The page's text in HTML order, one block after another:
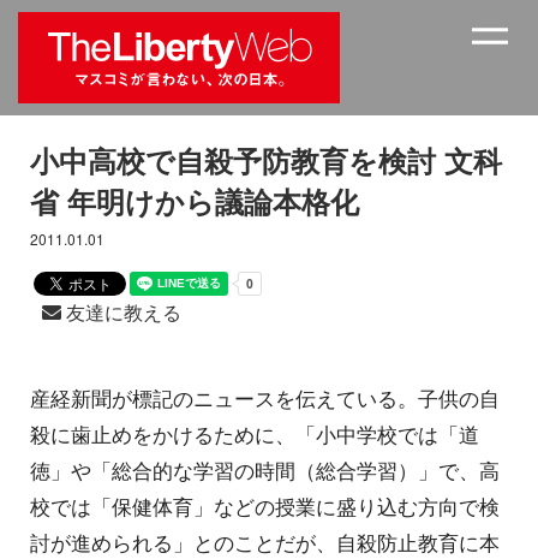
小中高校で自殺予防教育を検討 文科
省 年明けから議論本格化
2011.01.01
友達に教える
産経新聞が標記のニュースを伝えている。子供の自
殺に歯止めをかけるために、「小中学校では「道
徳」や「総合的な学習の時間（総合学習）」で、高
校では「保健体育」などの授業に盛り込む方向で検
討が進められる」とのことだが、自殺防止教育に本